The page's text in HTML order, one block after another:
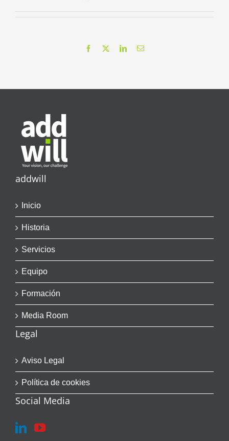
Facebook LinkedInCorreo
addwill
Inicio
Historia
Servicios
Equipo
Formación
Media Room
Legal
Aviso Legal
Política de cookies
Social Media